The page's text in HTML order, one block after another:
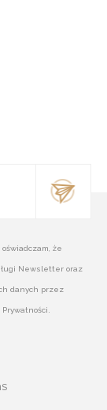
że
Newsletter oraz
danych przez